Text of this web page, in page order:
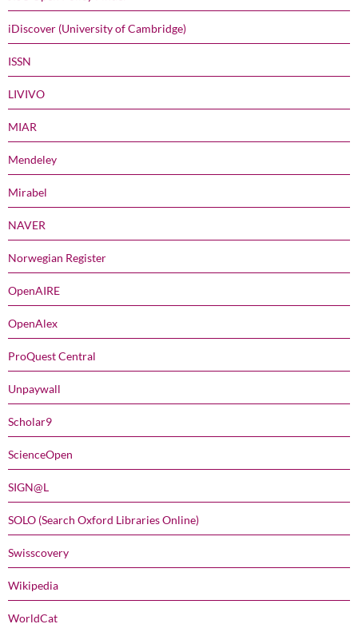
iDiscover (University of Cambridge)
ISSN
LIVIVO
MIAR
Mendeley
Mirabel
NAVER
Norwegian Register
OpenAIRE
OpenAlex
ProQuest Central
Unpaywall
Scholar9
ScienceOpen
SIGN@L
SOLO (Search Oxford Libraries Online)
Swisscovery
Wikipedia
WorldCat